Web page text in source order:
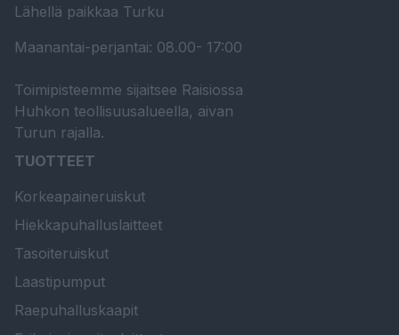
Lähellä paikkaa Turku
Maanantai-perjantai: 08.00- 17:00
Toimipisteemme sijaitsee Raisiossa
Huhkon teollisuusalueella, aivan
Turun rajalla.
TUOTTEET
Korkeapaineruiskut
Hiekkapuhalluslaitteet
Tasoiteruiskut
Laastipumput
Raepuhalluskaapit